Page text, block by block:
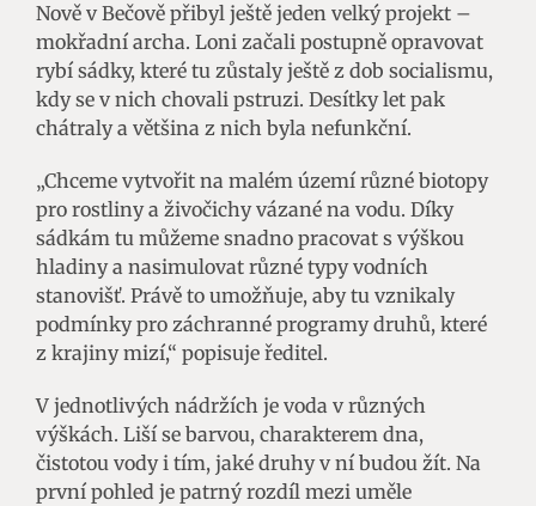
Nově v Bečově přibyl ještě jeden velký projekt –
mokřadní archa. Loni začali postupně opravovat
rybí sádky, které tu zůstaly ještě z dob socialismu,
kdy se v nich chovali pstruzi. Desítky let pak
chátraly a většina z nich byla nefunkční.
„Chceme vytvořit na malém území různé biotopy
pro rostliny a živočichy vázané na vodu. Díky
sádkám tu můžeme snadno pracovat s výškou
hladiny a nasimulovat různé typy vodních
stanovišť. Právě to umožňuje, aby tu vznikaly
podmínky pro záchranné programy druhů, které
z krajiny mizí,“ popisuje ředitel.
V jednotlivých nádržích je voda v různých
výškách. Liší se barvou, charakterem dna,
čistotou vody i tím, jaké druhy v ní budou žít. Na
první pohled je patrný rozdíl mezi uměle